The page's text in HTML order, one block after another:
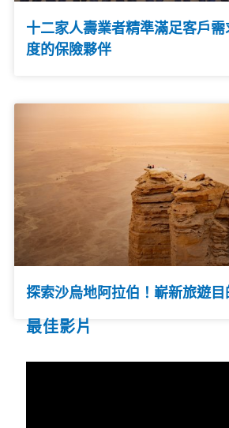
十二家人壽業者精準滿足客戶
度的保險夥伴
探索沙烏地阿拉伯！嶄新旅遊
最佳影片